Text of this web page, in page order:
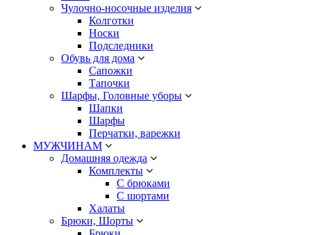
Чулочно-носочные изделия
Колготки
Носки
Подследники
Обувь для дома
Сапожки
Тапочки
Шарфы, Головные уборы
Шапки
Шарфы
Перчатки, варежки
МУЖЧИНАМ
Домашняя одежда
Комплекты
С брюками
С шортами
Халаты
Брюки, Шорты